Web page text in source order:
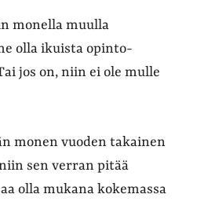
monella muulla
olla ikuista opinto-
jos on, niin ei ole mulle
monen vuoden takainen
sen verran pitää
olla mukana kokemassa